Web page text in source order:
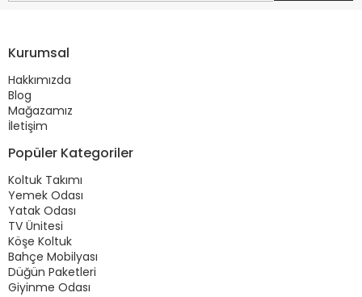
Kurumsal
Hakkımızda
Blog
Mağazamız
İletişim
Popüler Kategoriler
Koltuk Takımı
Yemek Odası
Yatak Odası
TV Ünitesi
Köşe Koltuk
Bahçe Mobilyası
Düğün Paketleri
Giyinme Odası